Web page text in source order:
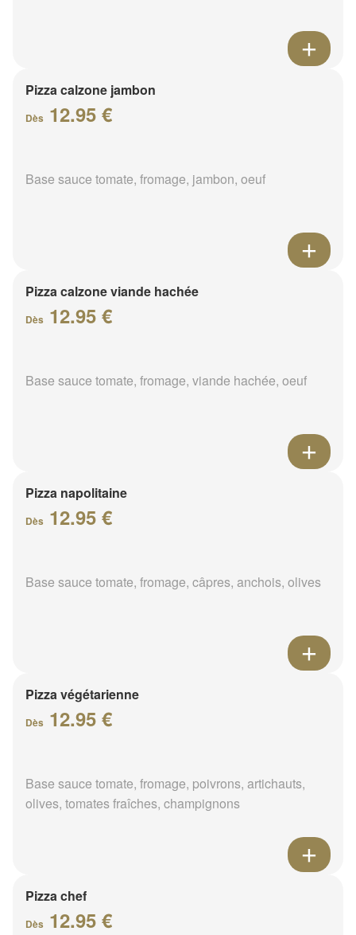
Pizza calzone jambon
Dès 12.95 €
Base sauce tomate, fromage, jambon, oeuf
Pizza calzone viande hachée
Dès 12.95 €
Base sauce tomate, fromage, viande hachée, oeuf
Pizza napolitaine
Dès 12.95 €
Base sauce tomate, fromage, câpres, anchois, olives
Pizza végétarienne
Dès 12.95 €
Base sauce tomate, fromage, poivrons, artichauts,
olives, tomates fraîches, champignons
Pizza chef
Dès 12.95 €